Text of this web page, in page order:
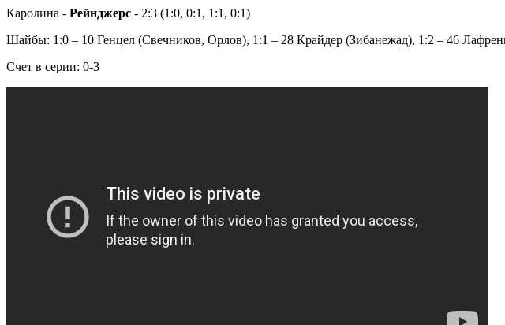
Каролина - Рейнджерс - 2:3 (1:0, 0:1, 1:1, 0:1)
Шайбы: 1:0 – 10 Генцел (Свечников, Орлов), 1:1 – 28 Крайдер (Зибанежад), 1:2 – 46
Счет в серии: 0-3